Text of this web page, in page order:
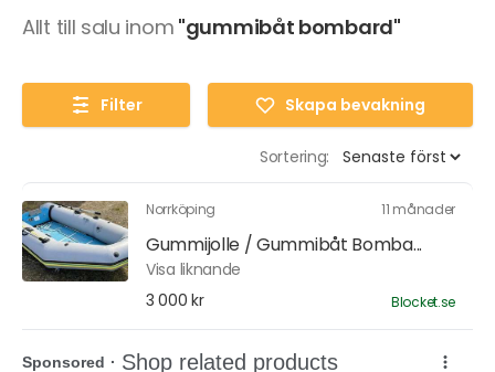
Allt till salu inom "gummibåt bombard"
Filter Skapa bevakning
Sortering:
Norrköping 11 månader
Gummijolle / Gummibåt Bomba...
Visa liknande
3 000 kr
Blocket.se